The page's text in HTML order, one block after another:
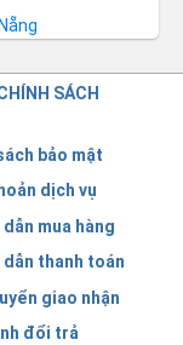
SÁCH
bảo mật
dịch vụ
dẫn mua hàng
dẫn thanh toán
giao nhận
đổi trả